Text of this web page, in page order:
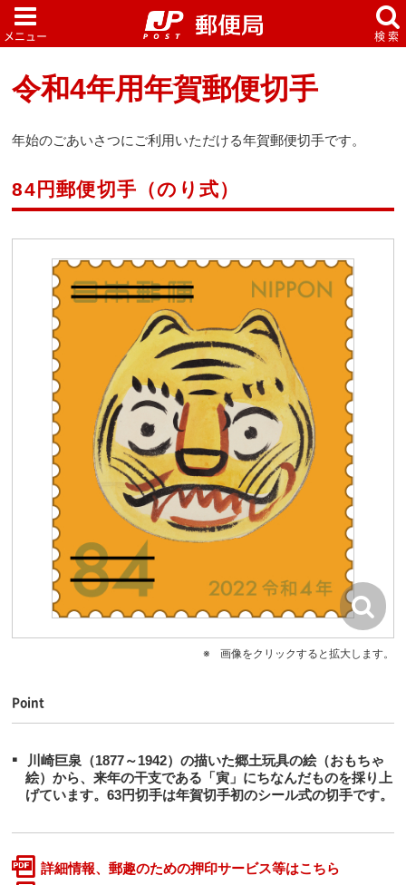
令和4年用年賀郵便切手
年始のごあいさつにご利用いただける年賀郵便切手です。
84円郵便切手（のり式）
画像をクリックすると拡大します。
Point
川崎巨泉（1877～1942）の描いた郷土玩具の絵（おもちゃ
絵）から、来年の干支である「寅」にちなんだものを採り上
げています。63円切手は年賀切手初のシール式の切手です。
詳細情報、郵趣のための押印サービス等はこちら